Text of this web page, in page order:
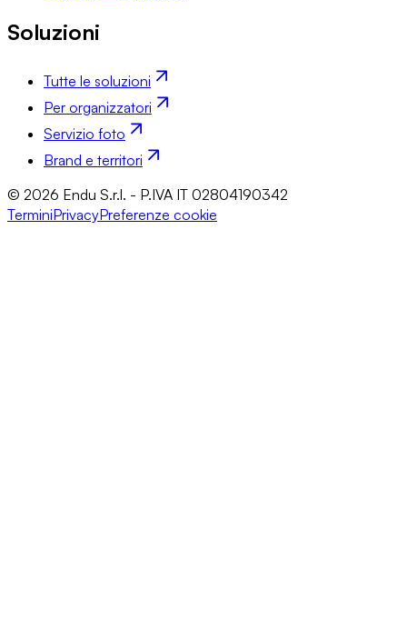
Soluzioni
Tutte le soluzioni
Per organizzatori
Servizio foto
Brand e territori
© 2026 Endu S.r.l. - P.IVA IT 02804190342
TerminiPrivacyPreferenze cookie